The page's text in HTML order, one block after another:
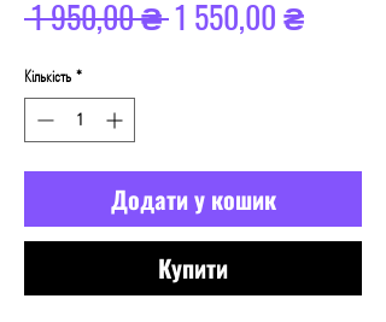
1 950,00 ₴ Звичайна
1 550,00 ₴За
Кількість *
Додати у кошик
Купити